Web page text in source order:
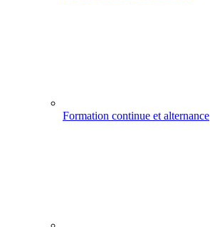
Formation continue et alternance